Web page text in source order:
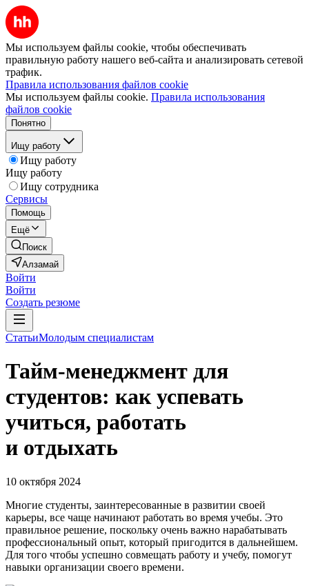
Мы используем файлы cookie, чтобы обеспечивать
правильную работу нашего веб-сайта и анализировать сетевой
трафик.
Правила использования файлов cookie
Мы используем файлы cookie. Правила использования
файлов cookie
Понятно
Ищу работу
Ищу работу
Ищу работу
Ищу сотрудника
Сервисы
Помощь
Ещё
Поиск
Алзамай
Войти
Войти
Создать резюме
СтатьиМолодым специалистам
Тайм-менеджмент для
студентов: как успевать
учиться, работать
и отдыхать
10 октября 2024
Многие студенты, заинтересованные в развитии своей
карьеры, все чаще начинают работать во время учебы. Это
правильное решение, поскольку очень важно нарабатывать
профессиональный опыт, который пригодится в дальнейшем.
Для того чтобы успешно совмещать работу и учебу, помогут
навыки организации своего времени.